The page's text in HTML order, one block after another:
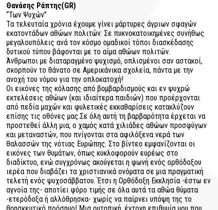
Θανάσης Ράπτης(GR)
“Των Ψυχών”
Τα τελευταία χρόνια έχουμε γίνει μάρτυρες άγριων σφαγών
εκατοντάδων αθώων πολιτών: Σε πυκνοκατοικημένες συνήθως
μεγαλουπόλεις ανά τον κόσμο ομαδικοί τόποι διασκέδασης
δυτικού τύπου βάφονται με το αίμα αθώων πολιτών.
Άνθρωποι με διαταραγμένο ψυχισμό, οπλισμένοι σαν αστακοί,
σκορπούν το θάνατο σε Αμερικάνικα σχολεία, πάντα με την
ανοχή του νόμου για την οπλοκατοχή!
Οι εικόνες της κόλασης από βομβαρδισμούς και εν ψυχρώ
εκτελέσεις αθώων (και ιδιαίτερα παιδιών) που προέρχονται
από πεδία μαχών και φυλετικές εκκαθαρίσεις κατακλύζουν
επίσης τις οθόνες μας.Σε όλη αυτή τη βαρβαρότητα έρχεται να
προστεθεί άλλη μια, ο χαμός κατά χιλιάδες αθώων προσφύγων
και μεταναστών, που πνίγονται στα αφιλόξενα νερά των
θαλασσών της νότιας Ευρώπης.Στο βίντεο εμφανίζονται οι
εικόνες των θυμάτων, όπως κυκλοφορούν ευρέως στο
διαδίκτυο, ενώ συγχρόνως ακούγεται η φωνή ενός ορθόδοξου
ιερέα που διαβάζει τα χριστιανικά ονόματα σε μια πραγματική
τελετή ενός ψυχοσάββατου. Έτσι η Ορθόδοξη Εκκλησία -έστω εν
αγνοία της- αποτίει φόρο τιμής σε όλα αυτά τα αθώα θύματα
-ετερόδοξα ή αλλόθρησκα- χωρίς να παίρνει υπόψη τηςτο
θρησκευτικό πρόσημο! Μια ουτοπική, έντονη επιθυμία μου που